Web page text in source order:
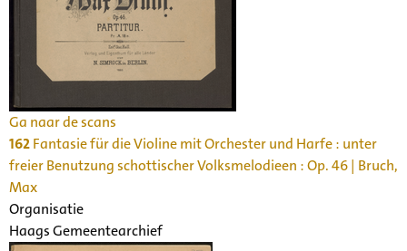
Ga naar de scans
162Fantasie für die Violine mit Orchester und Harfe : unter
freier Benutzung schottischer Volksmelodieen : Op. 46 | Bruch,
Max
Organisatie
Haags Gemeentearchief